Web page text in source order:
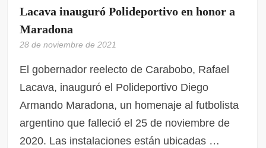
Lacava inauguró Polideportivo en honor a
Maradona
28 de noviembre de 2021
El gobernador reelecto de Carabobo, Rafael
Lacava, inauguró el Polideportivo Diego
Armando Maradona, un homenaje al futbolista
argentino que falleció el 25 de noviembre de
2020. Las instalaciones están ubicadas …